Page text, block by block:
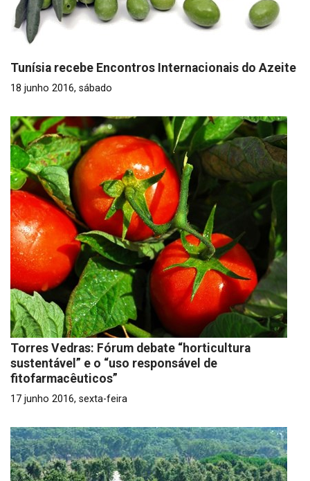
Tunísia recebe Encontros Internacionais do Azeite
18 junho 2016, sábado
Torres Vedras: Fórum debate “horticultura
sustentável” e o “uso responsável de
fitofarmacêuticos”
17 junho 2016, sexta-feira